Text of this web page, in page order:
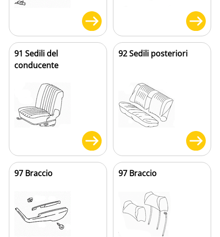
91 Sedili del
conducente
92 Sedili posteriori
97 Braccio 97 Braccio